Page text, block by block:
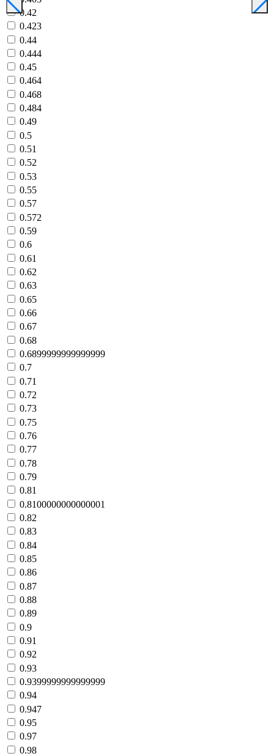
0.42
0.423
0.44
0.444
0.45
0.464
0.468
0.484
0.49
0.5
0.51
0.52
0.53
0.55
0.57
0.572
0.59
0.6
0.61
0.62
0.63
0.65
0.66
0.67
0.68
0.6899999999999999
0.7
0.71
0.72
0.73
0.75
0.76
0.77
0.78
0.79
0.81
0.8100000000000001
0.82
0.83
0.84
0.85
0.86
0.87
0.88
0.89
0.9
0.91
0.92
0.93
0.9399999999999999
0.94
0.947
0.95
0.97
0.98